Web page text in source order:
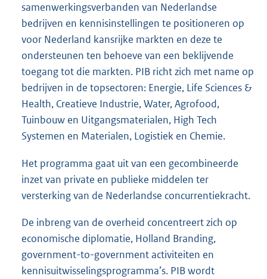
samenwerkingsverbanden van Nederlandse
bedrijven en kennisinstellingen te positioneren op
voor Nederland kansrijke markten en deze te
ondersteunen ten behoeve van een beklijvende
toegang tot die markten. PIB richt zich met name op
bedrijven in de topsectoren: Energie, Life Sciences &
Health, Creatieve Industrie, Water, Agrofood,
Tuinbouw en Uitgangsmaterialen, High Tech
Systemen en Materialen, Logistiek en Chemie.
Het programma gaat uit van een gecombineerde
inzet van private en publieke middelen ter
versterking van de Nederlandse concurrentiekracht.
De inbreng van de overheid concentreert zich op
economische diplomatie, Holland Branding,
government-to-government activiteiten en
kennisuitwisselingsprogramma’s. PIB wordt